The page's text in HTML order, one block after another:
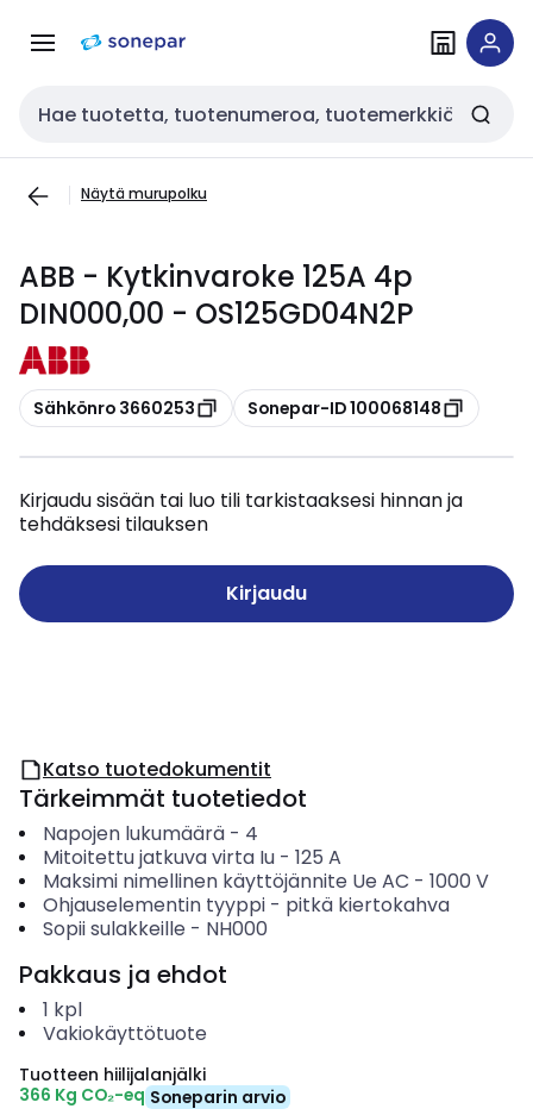
navigointiinsisältöön
Haku
Näytä murupolku
ABB - Kytkinvaroke 125A 4p
DIN000,00 - OS125GD04N2P
Kopioi
Sähkönro 3660253 Kopioi
Sonepar-ID 100068148
Kirjaudu sisään tai luo tili tarkistaaksesi hinnan ja
tehdäksesi tilauksen
Kirjaudu
Katso tuotedokumentit
Tärkeimmät tuotetiedot
Napojen lukumäärä- 4
Mitoitettu jatkuva virta Iu- 125 A
Maksimi nimellinen käyttöjännite Ue AC - 1000 V
Ohjauselementin tyyppi- pitkä kiertokahva
Sopii sulakkeille - NH000
Pakkaus ja ehdot
1 kpl
Vakiokäyttötuote
Tuotteen hiilijalanjälki
366 Kg CO₂-eq Soneparin arvio